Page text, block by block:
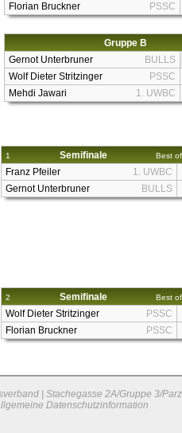
Florian Bruckner
PSSC
Gruppe B
Gernot Unterbruner
BULLS
Wolf Dieter Stritzinger
PSSC
Mehdi Jawari
1. UWBC
1 Semifinale Best
Franz Pfeiler
1. UWBC
Gernot Unterbruner
BULLS
2 Semifinale Best
Wolf Dieter Stritzinger
PSSC
Florian Bruckner
PSSC
| Stachegasse 2A/Gruppe 3/
Datenschutzinformation